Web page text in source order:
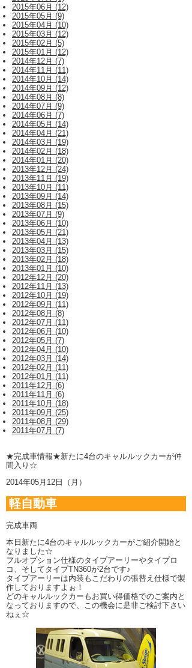
2015年06月 (12)
2015年05月 (9)
2015年04月 (10)
2015年03月 (12)
2015年02月 (5)
2015年01月 (12)
2014年12月 (7)
2014年11月 (11)
2014年10月 (14)
2014年09月 (12)
2014年08月 (8)
2014年07月 (9)
2014年06月 (7)
2014年05月 (14)
2014年04月 (21)
2014年03月 (19)
2014年02月 (18)
2014年01月 (20)
2013年12月 (24)
2013年11月 (19)
2013年10月 (11)
2013年09月 (14)
2013年08月 (15)
2013年07月 (9)
2013年06月 (10)
2013年05月 (21)
2013年04月 (13)
2013年03月 (15)
2013年02月 (18)
2013年01月 (10)
2012年12月 (20)
2012年11月 (13)
2012年10月 (19)
2012年09月 (11)
2012年08月 (8)
2012年07月 (11)
2012年06月 (10)
2012年05月 (7)
2012年04月 (10)
2012年03月 (14)
2012年02月 (11)
2012年01月 (11)
2011年12月 (6)
2011年11月 (6)
2011年10月 (18)
2011年09月 (25)
2011年08月 (29)
2011年07月 (7)
★完成車情報★新たに4台のキャルルックカーが仲
間入り☆
2014年05月12日（月）
軽自動車
完成車両
本日新たに4台のキャルルックカーがご紹介開始と
なりました☆
フルオプション仕様のタイプアーリーやタイプロ
コ、そしてタイプTN360が2台です♪
タイプアーリーは内装もこだわりの張替え仕様で製
作しておりますよぉ！
どのキャルルックカーもお買い得価格でのご案内と
なっておりますので、この機会に是非ご検討下さい
ねぇ☆